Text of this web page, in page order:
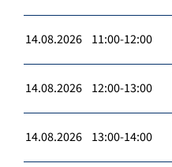
14.08.2026 11:00-12:00
14.08.2026 12:00-13:00
14.08.2026 13:00-14:00